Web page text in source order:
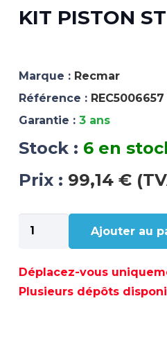
KIT PISTON
Marque : Recmar
Référence : REC5006657
Garantie : 3 ans
Stock : 6 en
Prix : 99,14 €
quantité
de
PISTON
STD
Ajouter au
Déplacez-vous
Plusieurs dépôts